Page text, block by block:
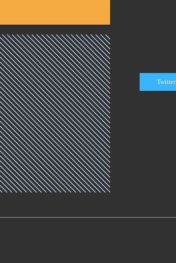
トノーランを達成し、
し、2006年にはヤクルト
一に貢献しました。
し、2018年楽天のGMに
を率いています。
Twitter